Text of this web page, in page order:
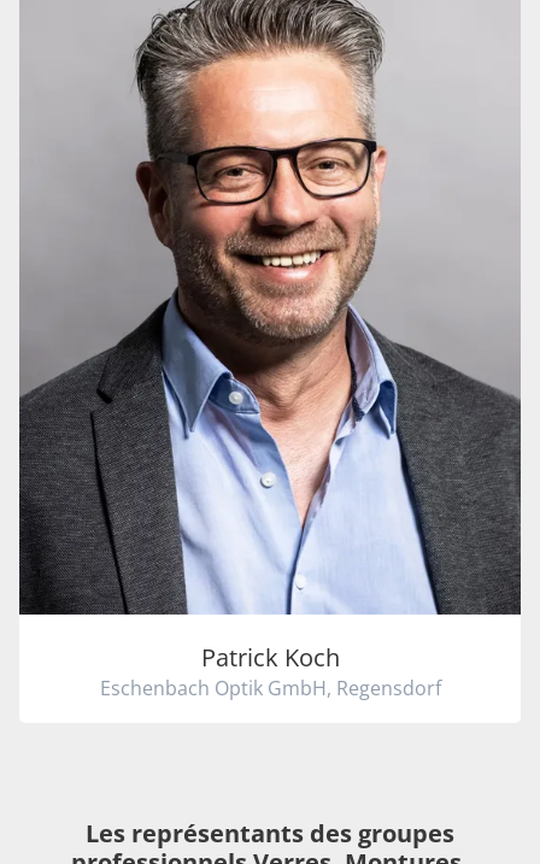
Patrick Koch
Eschenbach Optik GmbH, Regensdorf
Les représentants des groupes